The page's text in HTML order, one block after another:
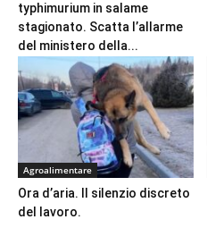
typhimurium in salame
stagionato. Scatta l’allarme
del ministero della...
Agroalimentare
Ora d’aria. Il silenzio discreto
del lavoro.